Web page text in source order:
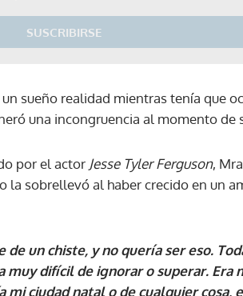
SUSCRIBIRSE
ACEPTAR
sueño realidad mientras tenía que
una incongruencia al momento
por el actor Jesse Tyler Ferguson,
la sobrellevó al haber crecido en un
de un chiste, y no quería ser eso.
muy difícil de ignorar o superar.
ciudad natal o de cualquier cosa,